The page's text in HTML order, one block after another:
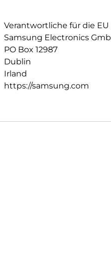
Verantwortliche für die EU
Samsung Electronics
PO Box 12987
Dublin
Irland
https://samsung.com